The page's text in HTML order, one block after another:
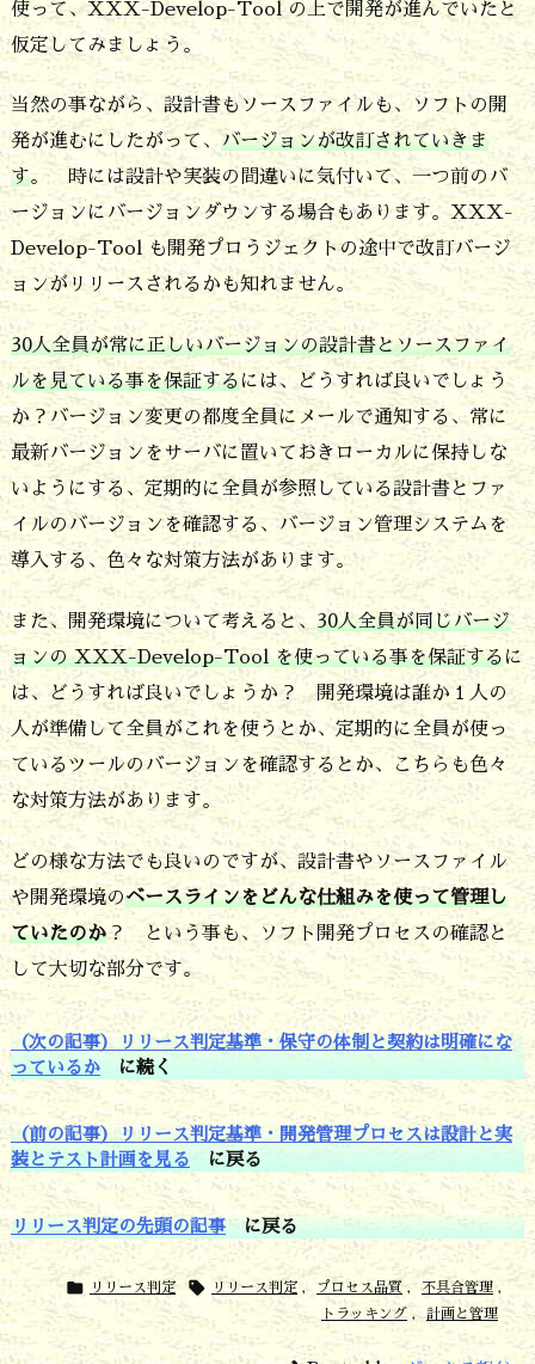
使って、XXX-Develop-Tool の上で開発が進んでいたと
仮定してみましょう。
当然の事ながら、設計書もソースファイルも、ソフトの開
発が進むにしたがって、 バージョンが改訂されていきま
す。 時には設計や実装の間違いに気付いて、一つ前のバ
ージョンにバージョンダウンする場合もあります。XXX-
Develop-Tool も開発プロうジェクトの途中で改訂バージ
ョンがリリースされるかも知れません。
30人全員が常に正しいバージョンの設計書とソースファイ
ルを見ている事を保証するには、どうすれば良いでしょう
か？バージョン変更の都度全員にメールで通知する、常に
最新バージョンをサーバに置いておきローカルに保持しな
いようにする、定期的に全員が参照している設計書とファ
イルのバージョンを確認する、バージョン管理システムを
導入する、色々な対策方法があります。
また、開発環境について考えると、 30人全員が同じバージ
ョンの XXX-Develop-Tool を使っている事を保証するに
は、どうすれば良いでしょうか？ 開発環境は誰か１人の
人が準備して全員がこれを使うとか、定期的に全員が使っ
ているツールのバージョンを確認するとか、こちらも色々
な対策方法があります。
どの様な方法でも良いのですが、設計書やソースファイル
や開発環境のベースラインをどんな仕組みを使って管理し
ていたのか？ という事も、ソフト開発プロセスの確認と
して大切な部分です。
（次の記事）リリース判定基準・保守の体制と契約は明確にな
っているか に続く
（前の記事）リリース判定基準・開発管理プロセスは設計と実
装とテスト計画を見る に戻る
リリース判定の先頭の記事に戻る
 リリース判定  リリース判定 , プロセス品質 , 不具合管理 ,
トラッキング , 計画と管理